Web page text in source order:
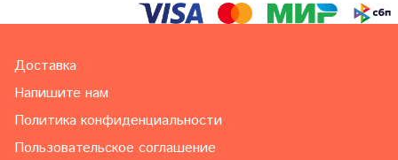
Доставка
Напишите нам
Политика конфиденциальности
Пользовательское соглашение